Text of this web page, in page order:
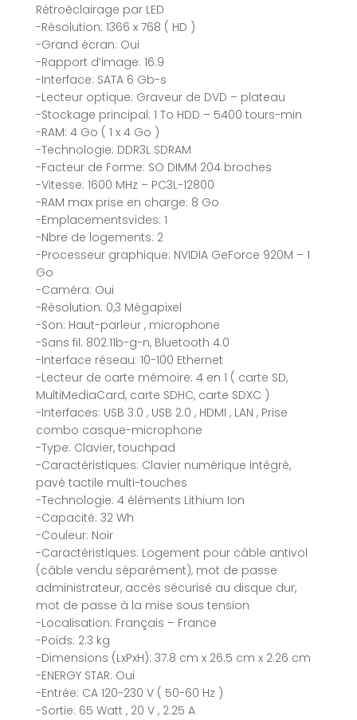
Rétroéclairage par LED
-Résolution: 1366 x 768 ( HD )
-Grand écran: Oui
-Rapport d’image: 16:9
-Interface: SATA 6 Gb-s
-Lecteur optique: Graveur de DVD – plateau
-Stockage principal: 1 To HDD – 5400 tours-min
-RAM: 4 Go ( 1 x 4 Go )
-Technologie: DDR3L SDRAM
-Facteur de Forme: SO DIMM 204 broches
-Vitesse: 1600 MHz – PC3L-12800
-RAM max prise en charge: 8 Go
-Emplacementsvides: 1
-Nbre de logements: 2
-Processeur graphique: NVIDIA GeForce 920M – 1
Go
-Caméra: Oui
-Résolution: 0,3 Mégapixel
-Son: Haut-parleur , microphone
-Sans fil: 802.11b-g-n, Bluetooth 4.0
-Interface réseau: 10-100 Ethernet
-Lecteur de carte mémoire: 4 en 1 ( carte SD,
MultiMediaCard, carte SDHC, carte SDXC )
-Interfaces: USB 3.0 , USB 2.0 , HDMI , LAN , Prise
combo casque-microphone
-Type: Clavier, touchpad
-Caractéristiques: Clavier numérique intégré,
pavé tactile multi-touches
-Technologie: 4 éléments Lithium Ion
-Capacité: 32 Wh
-Couleur: Noir
-Caractéristiques: Logement pour câble antivol
(câble vendu séparément), mot de passe
administrateur, accès sécurisé au disque dur,
mot de passe à la mise sous tension
-Localisation: Français – France
-Poids: 2.3 kg
-Dimensions (LxPxH): 37.8 cm x 26.5 cm x 2.26 cm
-ENERGY STAR: Oui
-Entrée: CA 120-230 V ( 50-60 Hz )
-Sortie: 65 Watt , 20 V , 2.25 A